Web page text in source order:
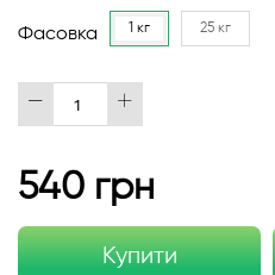
Фасовка 1 кг 25 кг
540 грн
Купити